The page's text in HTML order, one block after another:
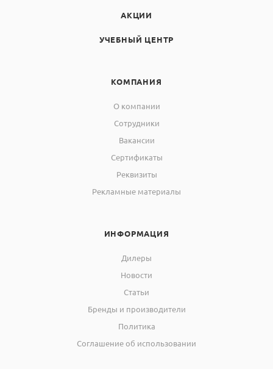
АКЦИИ
УЧЕБНЫЙ ЦЕНТР
КОМПАНИЯ
О компании
Сотрудники
Вакансии
Сертификаты
Реквизиты
Рекламные материалы
ИНФОРМАЦИЯ
Дилеры
Новости
Статьи
Бренды и производители
Политика
Соглашение об использовании